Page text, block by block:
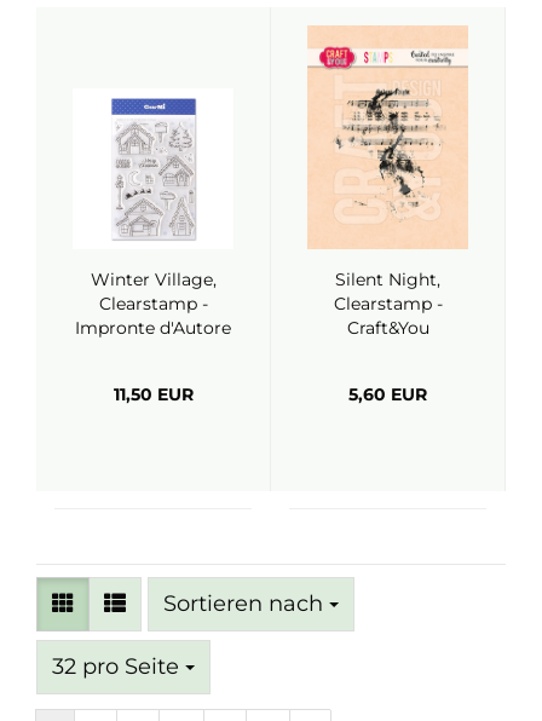
Winter Village,
Clearstamp -
Impronte d'Autore
11,50 EUR
Silent Night,
Clearstamp -
Craft&You
5,60 EUR
Sortieren nach
Sortieren nach
32 pro Seite
pro Seite